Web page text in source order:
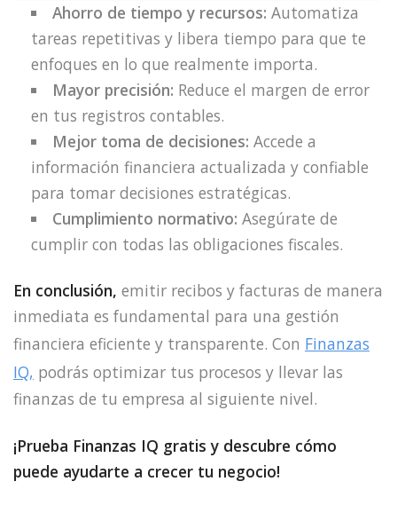
Ahorro de tiempo y recursos: Automatiza
tareas repetitivas y libera tiempo para que te
enfoques en lo que realmente importa.
Mayor precisión: Reduce el margen de error
en tus registros contables.
Mejor toma de decisiones: Accede a
información financiera actualizada y confiable
para tomar decisiones estratégicas.
Cumplimiento normativo: Asegúrate de
cumplir con todas las obligaciones fiscales.
En conclusión, emitir recibos y facturas de manera
inmediata es fundamental para una gestión
financiera eficiente y transparente. Con Finanzas
IQ, podrás optimizar tus procesos y llevar las
finanzas de tu empresa al siguiente nivel.
¡Prueba Finanzas IQ gratis y descubre cómo
puede ayudarte a crecer tu negocio!